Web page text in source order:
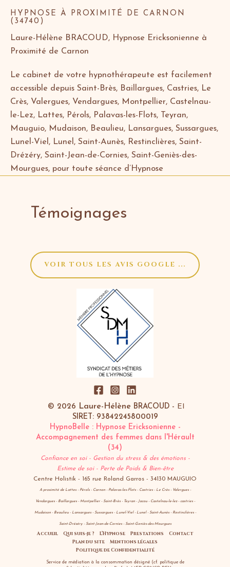
HYPNOSE À PROXIMITÉ DE CARNON
(34740)
Laure-Hélène BRACOUD, Hypnose Ericksonienne à
Proximité de Carnon
Le cabinet de votre hypnothérapeute est facilement
accessible depuis Saint-Brès, Baillargues, Castries, Le
Crès, Valergues, Vendargues, Montpellier, Castelnau-
le-Lez, Lattes, Pérols, Palavas-les-Flots, Teyran,
Mauguio, Mudaison, Beaulieu, Lansargues, Sussargues,
Lunel-Viel, Lunel, Saint-Aunès, Restinclières, Saint-
Drézéry, Saint-Jean-de-Cornies, Saint-Geniès-des-
Mourgues, pour toute séance d’Hypnose
Témoignages
VOIR TOUS LES AVIS GOOGLE ...
© 2026 Laure-Hélène BRACOUD - EI
SIRET: 93842245800019
HypnoBelle : Hypnose Ericksonienne -
Accompagnement des femmes dans l'Hérault
(34)
Confiance en soi - Gestion du stress & des émotions -
Estime de soi - Perte de Poids & Bien-être
Centre Holistik - 165 rue Roland Garros - 34130 MAUGUIO
A proximité de Lattes - Pérols - Carnon - Palavas-les-Flots - Castries - Le Crès - Valergues -
Vendargues - Baillargues - Montpellier - Saint-Brès - Teyran - Jacou - Castelnau-le-lez - castries -
Mudaison - Beaulieu - Lansargues - Sussargues - Lunel-Viel - Lunel - Saint-Aunès - Restinclières -
Saint-Drézéry - Saint-Jean-de-Cornies - Saint-Geniès-des-Mourgues
Accueil Qui suis-je ? L’Hypnose Prestations
Contact
Plan du site
Mentions légales
Politique de Confidentialité
Service de médiation à la consommation désigné (cf. politique de